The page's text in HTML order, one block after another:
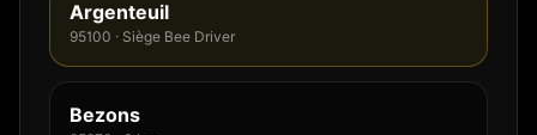
Argenteuil
95100 · Siège Bee Driver
Bezons